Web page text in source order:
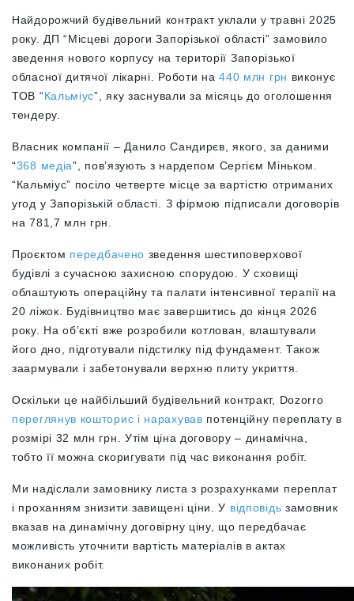
Найдорожчий будівельний контракт уклали у травні 2025
року. ДП “Місцеві дороги Запорізької області” замовило
зведення нового корпусу на території Запорізької
обласної дитячої лікарні. Роботи на440 млн грн виконує
ТОВ “Кальміус”, яку заснували за місяць до оголошення
тендеру.
Власник компанії – Данило Сандирєв, якого, за даними
“368 медіа”, пов’язують з нардепом Сергієм Міньком.
“Кальміус” посіло четверте місце за вартістю отриманих
угод у Запорізькій області. З фірмою підписали договорів
на 781,7 млн грн.
Проєктом передбачено зведення шестиповерхової
будівлі з сучасною захисною спорудою. У сховищі
облаштують операційну та палати інтенсивної терапії на
20 ліжок. Будівництво має завершитись до кінця 2026
року. На об’єкті вже розробили котлован, влаштували
його дно, підготували підстилку під фундамент. Також
заармували і забетонували верхню плиту укриття.
Оскільки це найбільший будівельний контракт, Dozorro
переглянув кошторис і нарахував потенційну переплату в
розмірі 32 млн грн. Утім ціна договору – динамічна,
тобто її можна скоригувати під час виконання робіт.
Ми надіслали замовнику листа з розрахунками переплат
і проханням знизити завищені ціни. У відповідь замовник
вказав на динамічну договірну ціну, що передбачає
можливість уточнити вартість матеріалів в актах
виконаних робіт.